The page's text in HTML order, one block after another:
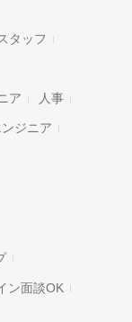
タッフ
ア 人事
ジニア
ン面談OK